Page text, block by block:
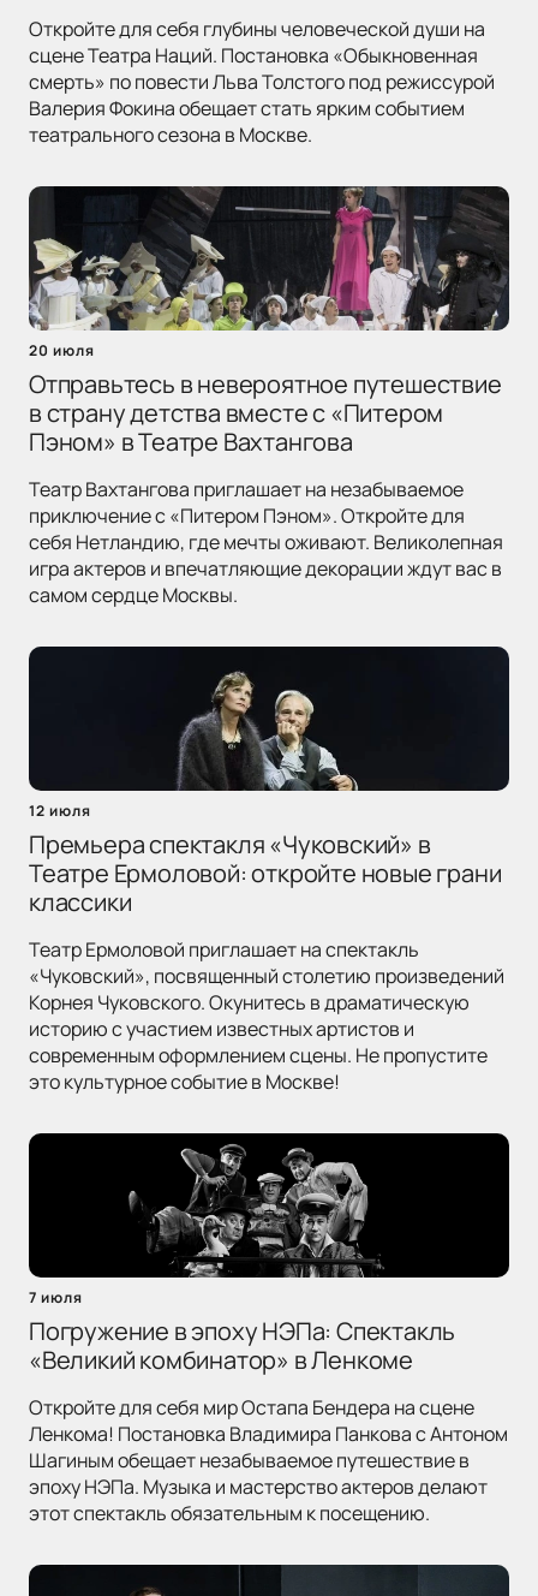
Откройте для себя глубины человеческой души на
сцене Театра Наций. Постановка «Обыкновенная
смерть» по повести Льва Толстого под режиссурой
Валерия Фокина обещает стать ярким событием
театрального сезона в Москве.
20 июля
Отправьтесь в невероятное путешествие
в страну детства вместе с «Питером
Пэном» в Театре Вахтангова
Театр Вахтангова приглашает на незабываемое
приключение с «Питером Пэном». Откройте для
себя Нетландию, где мечты оживают. Великолепная
игра актеров и впечатляющие декорации ждут вас в
самом сердце Москвы.
12 июля
Премьера спектакля «Чуковский» в
Театре Ермоловой: откройте новые грани
классики
Театр Ермоловой приглашает на спектакль
«Чуковский», посвященный столетию произведений
Корнея Чуковского. Окунитесь в драматическую
историю с участием известных артистов и
современным оформлением сцены. Не пропустите
это культурное событие в Москве!
7 июля
Погружение в эпоху НЭПа: Спектакль
«Великий комбинатор» в Ленкоме
Откройте для себя мир Остапа Бендера на сцене
Ленкома! Постановка Владимира Панкова с Антоном
Шагиным обещает незабываемое путешествие в
эпоху НЭПа. Музыка и мастерство актеров делают
этот спектакль обязательным к посещению.